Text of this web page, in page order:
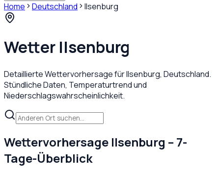
Home Deutschland Ilsenburg
Wetter Ilsenburg
Detaillierte Wettervorhersage fürIlsenburg, Deutschland.
Stündliche Daten, Temperaturtrend und
Niederschlagswahrscheinlichkeit.
Wettervorhersage Ilsenburg – 7-
Tage-Überblick